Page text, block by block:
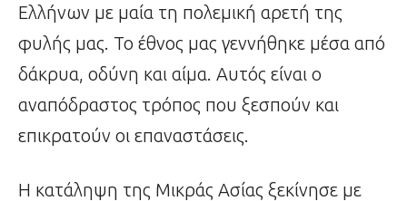
Ελλήνων με μαία τη πολεμική αρετή της
φυλής μας. Το έθνος μας γεννήθηκε μέσα από
δάκρυα, οδύνη και αίμα. Αυτός είναι ο
αναπόδραστος τρόπος που ξεσπούν και
επικρατούν οι επαναστάσεις.
Η κατάληψη της Μικράς Ασίας ξεκίνησε με